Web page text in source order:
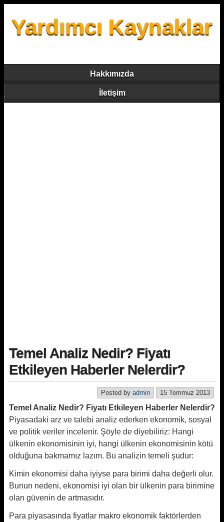
Yardımcı Kaynaklar
Hakkımızda
İletişim
Temel Analiz Nedir? Fiyatı
Etkileyen Haberler Nelerdir?
15 Temmuz 2013
Posted by admin
Temel Analiz Nedir? Fiyatı Etkileyen Haberler Nelerdir?
Piyasadaki arz ve talebi analiz ederken ekonomik, sosyal
ve politik veriler incelenir. Şöyle de diyebiliriz: Hangi
ülkenin ekonomisinin iyi, hangi ülkenin ekonomisinin kötü
olduğuna bakmamız lazım. Bu analizin temeli şudur:
Kimin ekonomisi daha iyiyse para birimi daha değerli olur.
Bunun nedeni, ekonomisi iyi olan bir ülkenin para birimine
olan güvenin de artmasıdır.
Para piyasasında fiyatlar makro ekonomik faktörlerden